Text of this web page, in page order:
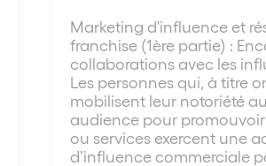
Marketing d'influence et
franchise (1ère partie) :
collaborations avec les
Les personnes qui, à titre
mobilisent leur notoriété
audience pour
ou services exercent une
d’influence commerciale